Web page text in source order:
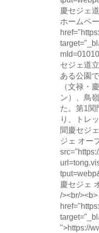
慶セジェ
ホームペ
セジェ道
ある公園
（文禄・
ン）、鳥
た。第1関
り、トレ
聞慶セジ
ジェ オー
慶セジェ
/><br/
">https://